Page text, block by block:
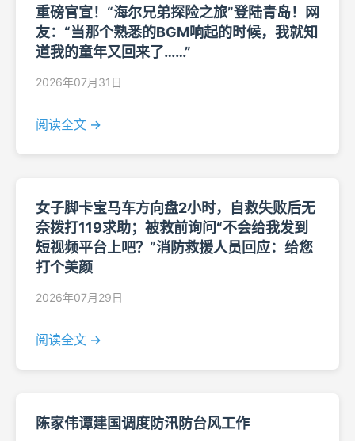
重磅官宣！“海尔兄弟探险之旅”登陆青岛！网
友：“当那个熟悉的BGM响起的时候，我就知
道我的童年又回来了……”
2026年07月31日
阅读全文 →
女子脚卡宝马车方向盘2小时，自救失败后无
奈拨打119求助；被救前询问“不会给我发到
短视频平台上吧？”消防救援人员回应：给您
打个美颜
2026年07月29日
阅读全文 →
陈家伟谭建国调度防汛防台风工作